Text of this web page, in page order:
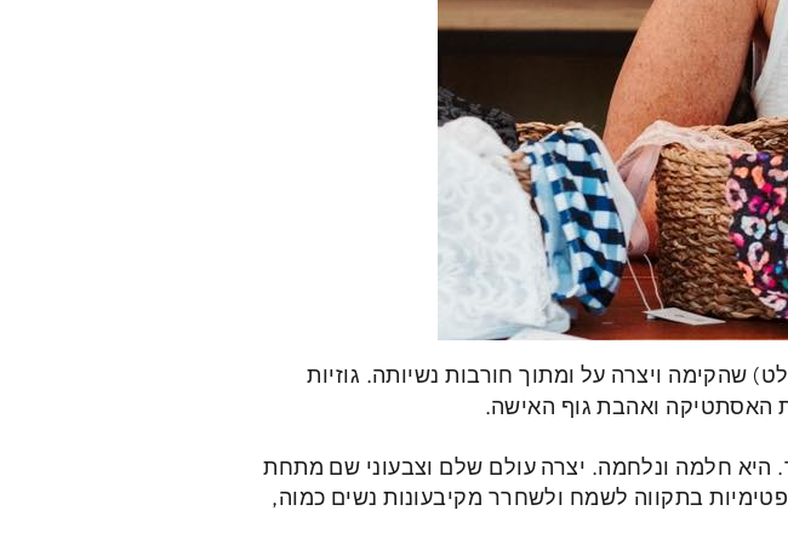
שהקימה ויצרה על ומתוך חורבות נשיותה. גוזיות
האסתטיקה ואהבת גוף האישה.
היא חלמה ונלחמה. יצרה עולם שלם וצבעוני שם מתחת
בתקווה לשמח ולשחרר מקיבעונות נשים כמוה,